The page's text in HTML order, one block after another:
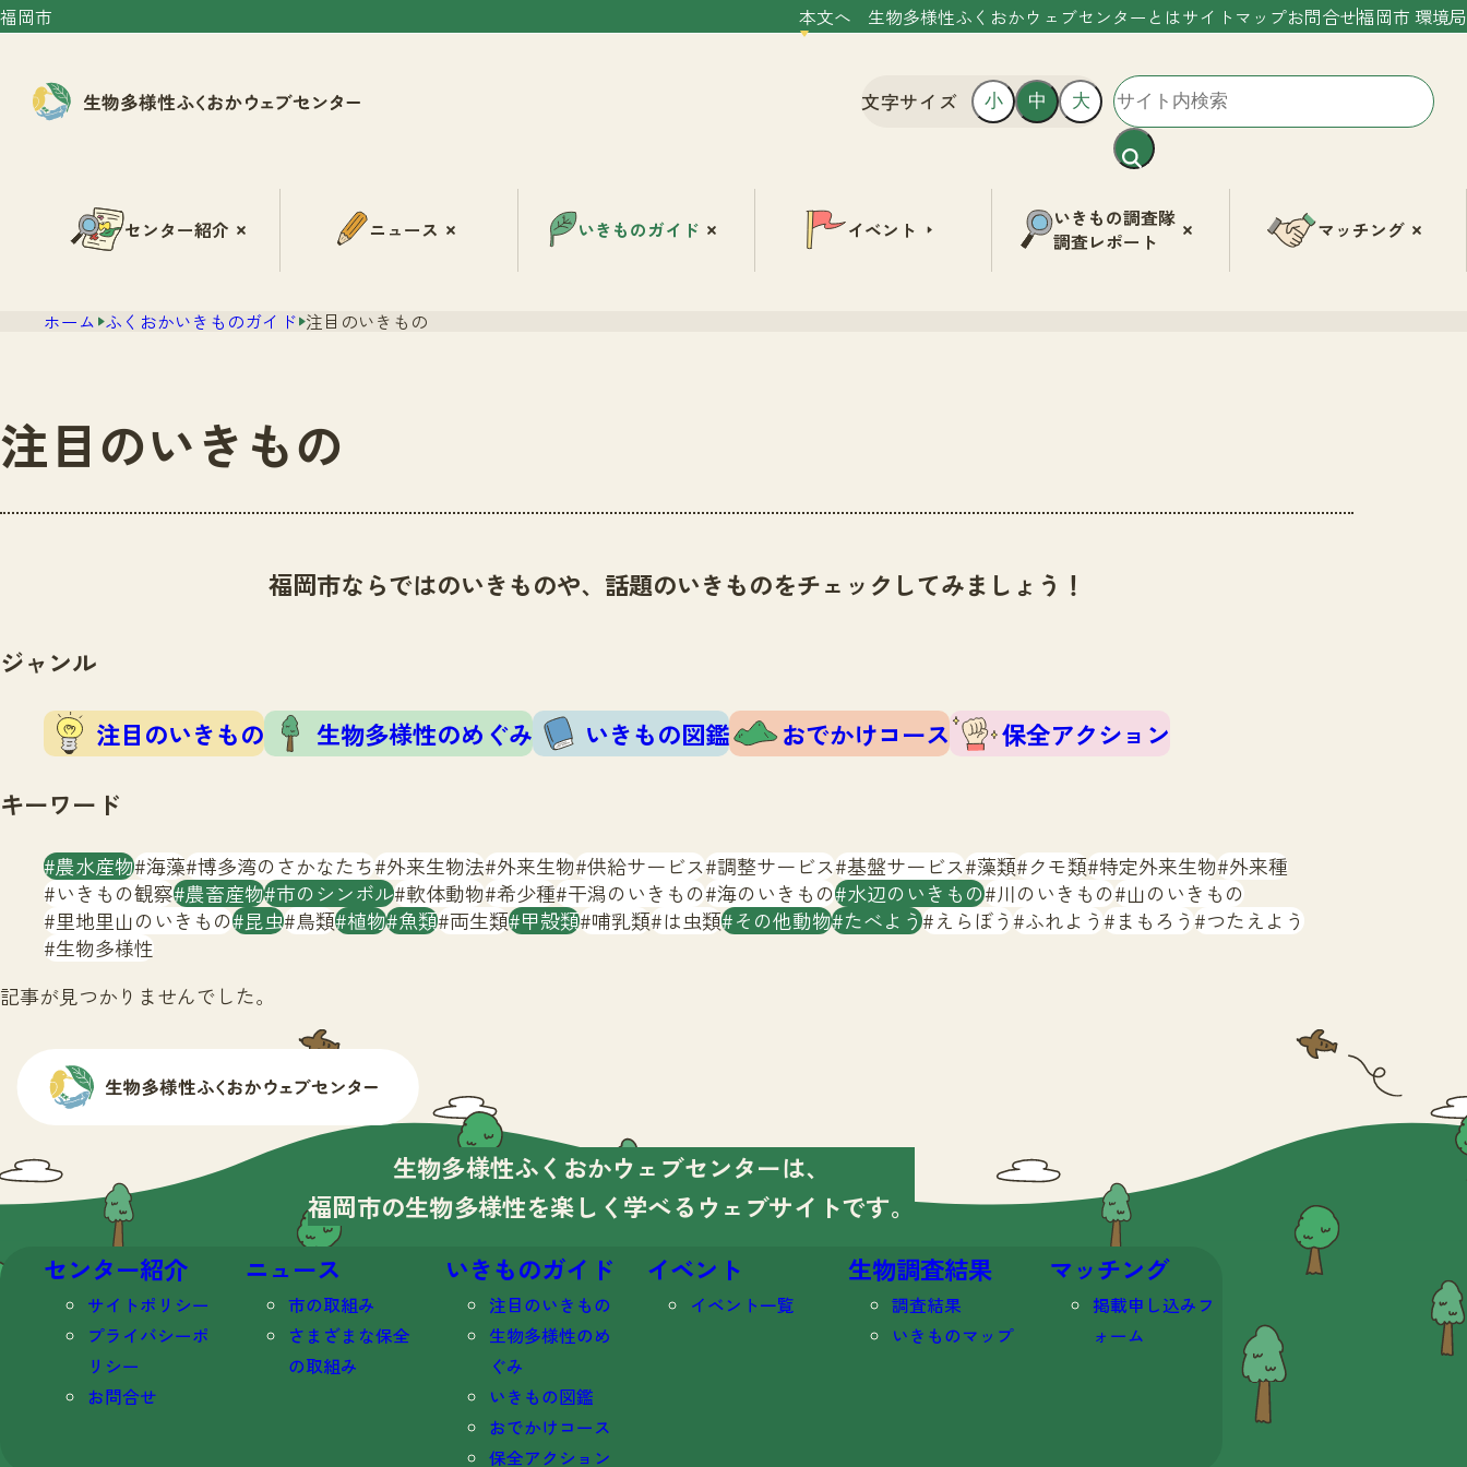
福岡市 本文へ 生物多様性ふくおかウェブセンターとはサイトマップお問合せ福岡市 環境局
文字サイズ 小 中 大
センター紹介 ニュース いきものガイド イベント
いきもの調査隊
調査レポート
マッチング
ホーム ふくおかいきものガイド 注目のいきもの
注目のいきもの
福岡市ならではのいきものや、話題のいきものをチェックしてみましょう！
ジャンル
注目のいきもの 生物多様性のめぐみ いきもの図鑑 おでかけコース
保全アクション
キーワード
農水産物 海藻 博多湾のさかなたち 外来生物法 外来生物 供給サービス 調整サービス 基盤サービス 藻類 クモ類 特定外来生物 外来種
いきもの観察 農畜産物 市のシンボル 軟体動物 希少種 干潟のいきもの 海のいきもの 水辺のいきもの 川のいきもの 山のいきもの
里地里山のいきもの 昆虫 鳥類 植物 魚類 両生類 甲殻類 哺乳類 は虫類 その他動物 たべよう えらぼう ふれよう まもろう つたえよう
生物多様性
記事が見つかりませんでした。
生物多様性ふくおかウェブセンターは、
福岡市の生物多様性を楽しく学べる ウェブサイトです。
センター紹介
サイトポリシー
プライバシーポ
リシー
お問合せ
ニュース
市の取組み
さまざまな保全
の取組み
いきものガイド
注目のいきもの
生物多様性のめ
ぐみ
いきもの図鑑
おでかけコース
保全アクション
イベント
イベント一覧
生物調査結果
調査結果
いきものマップ
マッチング
掲載申し込みフ
ォーム